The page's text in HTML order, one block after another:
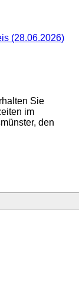
(28.06.2026)
Sie
im
den